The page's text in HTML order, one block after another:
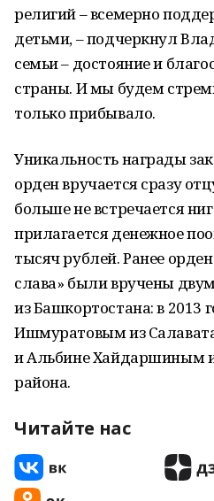
религий – всемерно
детьми, – подчеркнул
семьи – достояние и
страны. И мы будем
только прибывало.
Уникальность награды
орден вручается сразу
больше не встречается
прилагается денежное
тысяч рублей. Ранее
слава» были вручены
из Башкортостана: в 2013
Ишмуратовым из
и Альбине Хайдаршиным
района.
Читайте нас